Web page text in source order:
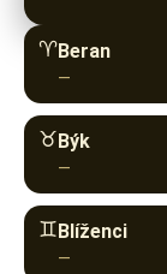
♈︎Beran
—
♉︎Býk
—
♊︎Blíženci
—